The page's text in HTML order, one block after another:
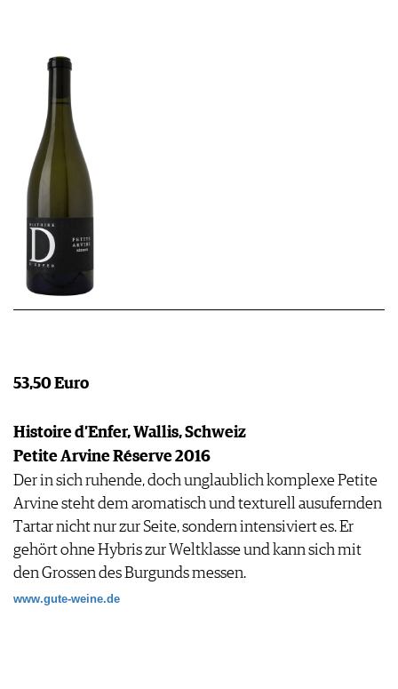
53,50 Euro
Histoire d’Enfer, Wallis, Schweiz
Petite Arvine Réserve 2016
Der in sich ruhende, doch unglaublich komplexe Petite
Arvine steht dem aromatisch und texturell ausufernden
Tartar nicht nur zur Seite, sondern intensiviert es. Er
gehört ohne Hybris zur Weltklasse und kann sich mit
den Grossen des Burgunds messen.
www.gute-weine.de